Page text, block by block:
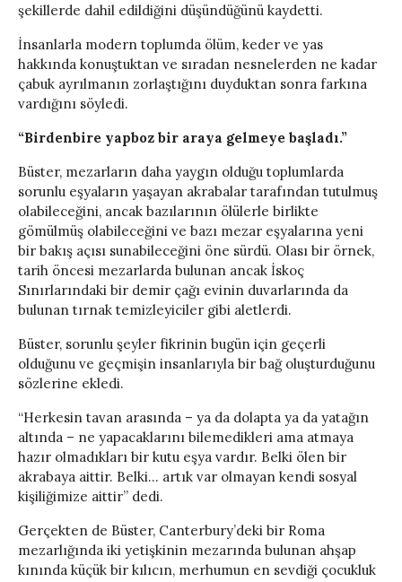
şekillerde dahil edildiğini düşündüğünü kaydetti.
İnsanlarla modern toplumda ölüm, keder ve yas
hakkında konuştuktan ve sıradan nesnelerden ne kadar
çabuk ayrılmanın zorlaştığını duyduktan sonra farkına
vardığını söyledi.
“Birdenbire yapboz bir araya gelmeye başladı.”
Büster, mezarların daha yaygın olduğu toplumlarda
sorunlu eşyaların yaşayan akrabalar tarafından tutulmuş
olabileceğini, ancak bazılarının ölülerle birlikte
gömülmüş olabileceğini ve bazı mezar eşyalarına yeni
bir bakış açısı sunabileceğini öne sürdü. Olası bir örnek,
tarih öncesi mezarlarda bulunan ancak İskoç
Sınırlarındaki bir demir çağı evinin duvarlarında da
bulunan tırnak temizleyiciler gibi aletlerdi.
Büster, sorunlu şeyler fikrinin bugün için geçerli
olduğunu ve geçmişin insanlarıyla bir bağ oluşturduğunu
sözlerine ekledi.
“Herkesin tavan arasında – ya da dolapta ya da yatağın
altında – ne yapacaklarını bilemedikleri ama atmaya
hazır olmadıkları bir kutu eşya vardır. Belki ölen bir
akrabaya aittir. Belki… artık var olmayan kendi sosyal
kişiliğimize aittir” dedi.
Gerçekten de Büster, Canterbury’deki bir Roma
mezarlığında iki yetişkinin mezarında bulunan ahşap
kınında küçük bir kılıcın, merhumun en sevdiği çocukluk